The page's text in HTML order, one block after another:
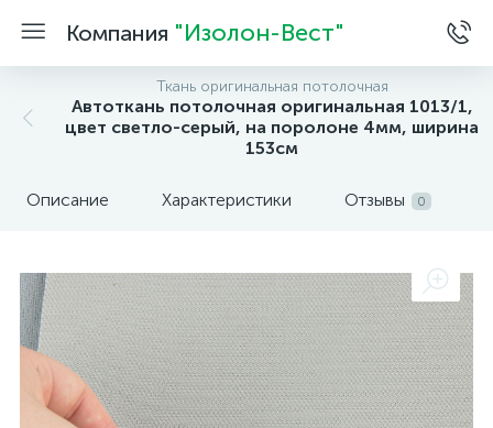
Компания "Изолон-Вест"
Ткань оригинальная потолочная
Автоткань потолочная оригинальная 1013/1,
цвет светло-серый, на поролоне 4мм, ширина
153см
Описание Характеристики Отзывы 0